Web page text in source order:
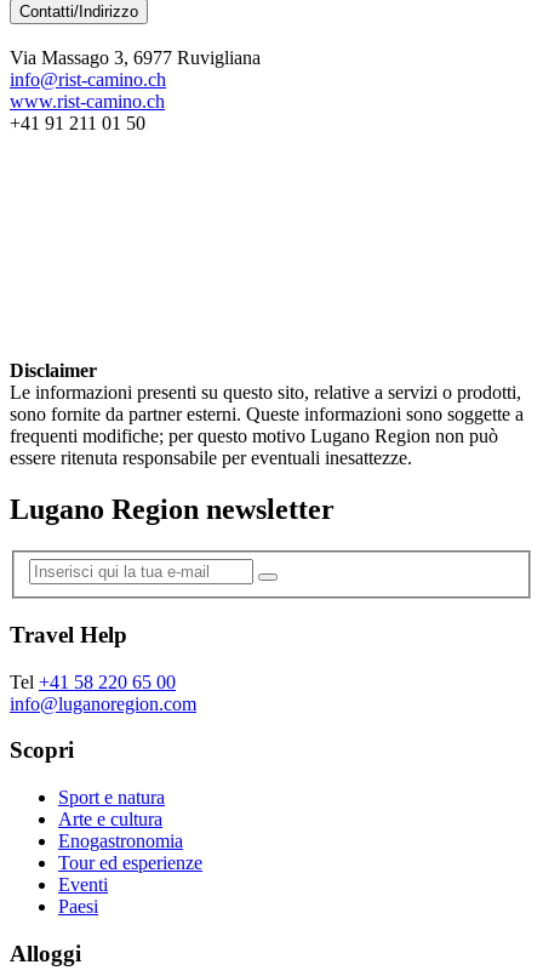
Contatti/Indirizzo
Via Massago 3, 6977 Ruvigliana
info@rist-camino.ch
www.rist-camino.ch
+41 91 211 01 50
Disclaimer
Le informazioni presenti su questo sito, relative a servizi o prodotti,
sono fornite da partner esterni. Queste informazioni sono soggette a
frequenti modifiche; per questo motivo Lugano Region non può
essere ritenuta responsabile per eventuali inesattezze.
Lugano Region newsletter
Travel Help
Tel +41 58 220 65 00
info@luganoregion.com
Scopri
Sport e natura
Arte e cultura
Enogastronomia
Tour ed esperienze
Eventi
Paesi
Alloggi